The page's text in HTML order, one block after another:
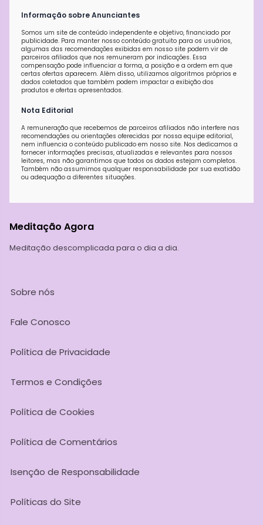
Informação sobre Anunciantes
Somos um site de conteúdo independente e objetivo, financiado por
publicidade. Para manter nosso conteúdo gratuito para os usuários,
algumas das recomendações exibidas em nosso site podem vir de
parceiros afiliados que nos remuneram por indicações. Essa
compensação pode influenciar a forma, a posição e a ordem em que
certas ofertas aparecem. Além disso, utilizamos algoritmos próprios e
dados coletados que também podem impactar a exibição dos
produtos e ofertas apresentados.
Nota Editorial
A remuneração que recebemos de parceiros afiliados não interfere nas
recomendações ou orientações oferecidas por nossa equipe editorial,
nem influencia o conteúdo publicado em nosso site. Nos dedicamos a
fornecer informações precisas, atualizadas e relevantes para nossos
leitores, mas não garantimos que todos os dados estejam completos.
Também não assumimos qualquer responsabilidade por sua exatidão
ou adequação a diferentes situações.
Meditação Agora
Meditação descomplicada para o dia a dia.
Sobre nós
Fale Conosco
Política de Privacidade
Termos e Condições
Política de Cookies
Política de Comentários
Isenção de Responsabilidade
Políticas do Site